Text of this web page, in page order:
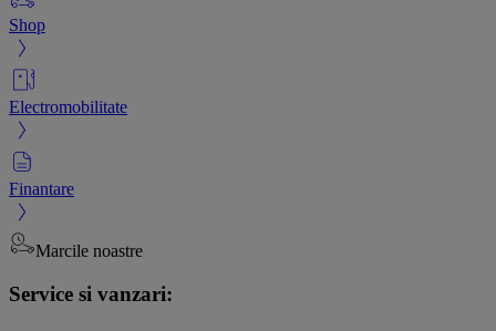
Shop
Electromobilitate
Finantare
Marcile noastre
Service si vanzari: